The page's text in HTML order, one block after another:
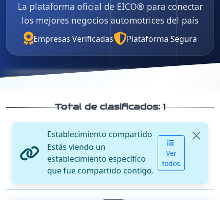
La plataforma oficial de EICO® para conectar
los mejores negocios automotrices del país
Empresas Verificadas Plataforma Segura
Total de clasificados:1
Establecimiento compartido
Estás viendo un
establecimiento específico
que fue compartido contigo.
Ver
todos